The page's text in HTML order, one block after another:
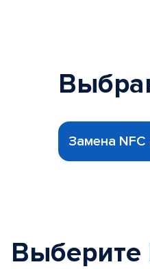
Выберите